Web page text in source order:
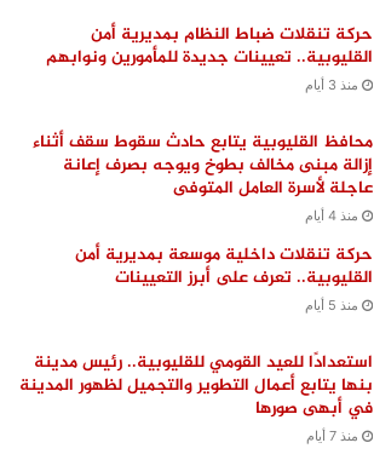
حركة تنقلات ضباط النظام بمديرية أمن
القليوبية.. تعيينات جديدة للمأمورين ونوابهم
منذ 3 أيام
محافظ القليوبية يتابع حادث سقوط سقف أثناء
إزالة مبنى مخالف بطوخ ويوجه بصرف إعانة
عاجلة لأسرة العامل المتوفى
منذ 4 أيام
حركة تنقلات داخلية موسعة بمديرية أمن
القليوبية.. تعرف على أبرز التعيينات
منذ 5 أيام
استعدادًا للعيد القومي للقليوبية.. رئيس مدينة
بنها يتابع أعمال التطوير والتجميل لظهور المدينة
في أبهى صورها
منذ 7 أيام